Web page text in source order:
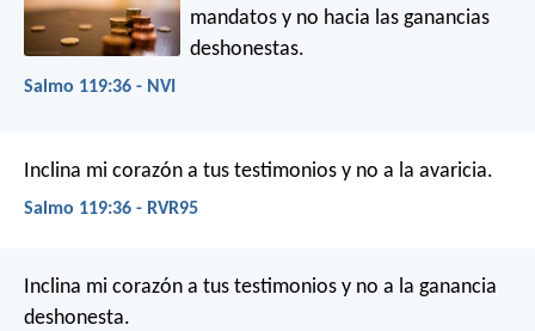
mandatos y no hacia las ganancias
deshonestas.
Salmo 119:36 - NVI
Inclina mi corazón a tus testimonios y no a la avaricia.
Salmo 119:36 - RVR95
Inclina mi corazón a tus testimonios y no a la ganancia
deshonesta.